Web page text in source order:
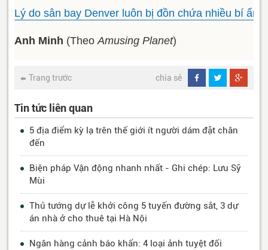
Lý do sân bay Denver luôn bị đồn chứa nhiều bí ẩn
Anh Minh (TheoAmusing Planet)
Trang trước chia sẻ
Tin tức liên quan
5 địa điểm kỳ lạ trên thế giới ít người dám đặt chân
đến
Biện pháp Vận động nhanh nhất - Ghi chép: Lưu Sỹ
Mùi
Thủ tướng dự lễ khởi công 5 tuyến đường sắt, 3 dự
án nhà ở cho thuê tại Hà Nội
Ngân hàng cảnh báo khẩn: 4 loại ảnh tuyệt đối